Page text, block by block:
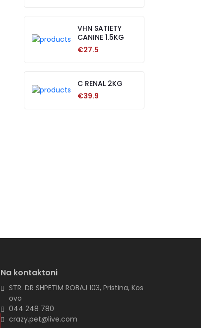
VHN SATIETY
CANINE 1.5KG
€27.5
C RENAL 2KG
€39.9
Na kontaktoni
STR. DR SHPETIM ROBAJ 103, Pristina, Kos
ovo
044 248 780
crazy.pet@live.com